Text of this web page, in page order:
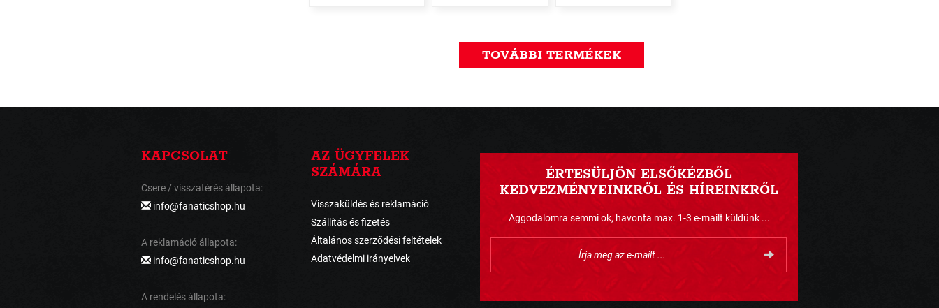
TOVÁBBI TERMÉKEK
KAPCSOLAT
Csere / visszatérés állapota:
info@fanaticshop.hu
A reklamáció állapota:
info@fanaticshop.hu
A rendelés állapota:
AZ ÜGYFELEK
SZÁMÁRA
Visszaküldés és reklamáció
Szállítás és fizetés
Általános szerződési feltételek
Adatvédelmi irányelvek
ÉRTESÜLJÖN ELSŐKÉZBŐL
KEDVEZMÉNYEINKRŐL ÉS HÍREINKRŐL
Aggodalomra semmi ok, havonta max. 1-3 e-mailt küldünk ...